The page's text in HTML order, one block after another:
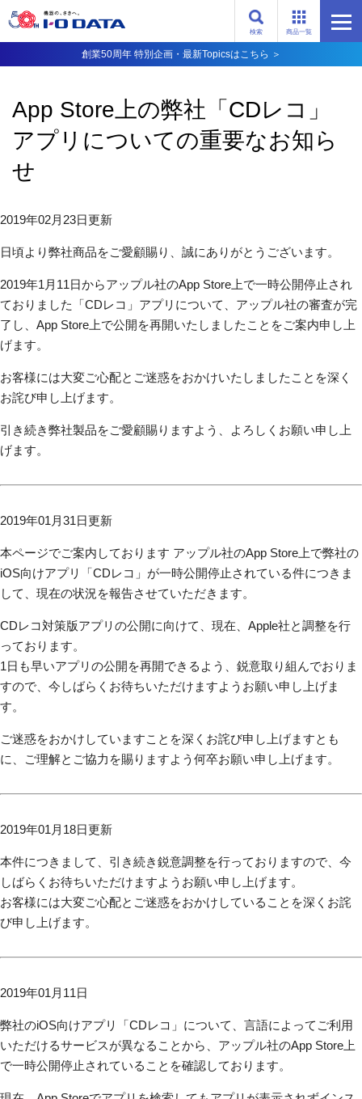
商品一覧
検索
創業50周年 特別企画・最新Topicsはこちら ＞
App Store上の弊社「CDレコ」
アプリについての重要なお知ら
せ
2019年02月23日更新
日頃より弊社商品をご愛顧賜り、誠にありがとうございます。
2019年1月11日からアップル社のApp Store上で一時公開停止され
ておりました「CDレコ」アプリについて、アップル社の審査が完
了し、App Store上で公開を再開いたしましたことをご案内申し上
げます。
お客様には大変ご心配とご迷惑をおかけいたしましたことを深く
お詫び申し上げます。
引き続き弊社製品をご愛顧賜りますよう、よろしくお願い申し上
げます。
2019年01月31日更新
本ページでご案内しております アップル社のApp Store上で弊社の
iOS向けアプリ「CDレコ」が一時公開停止されている件につきま
して、現在の状況を報告させていただきます。
CDレコ対策版アプリの公開に向けて、現在、Apple社と調整を行
っております。
1日も早いアプリの公開を再開できるよう、鋭意取り組んでおりま
すので、今しばらくお待ちいただけますようお願い申し上げま
す。
ご迷惑をおかけしていますことを深くお詫び申し上げますとも
に、ご理解とご協力を賜りますよう何卒お願い申し上げます。
2019年01月18日更新
本件につきまして、引き続き鋭意調整を行っておりますので、今
しばらくお待ちいただけますようお願い申し上げます。
お客様には大変ご心配とご迷惑をおかけしていることを深くお詫
び申し上げます。
2019年01月11日
弊社のiOS向けアプリ「CDレコ」について、言語によってご利用
いただけるサービスが異なることから、アップル社のApp Store上
で一時公開停止されていることを確認しております。